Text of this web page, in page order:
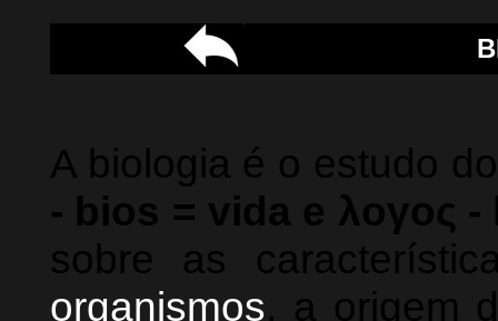
A biologia é o estudo
- bios = vida e λογος
sobre as
organismos, a origem